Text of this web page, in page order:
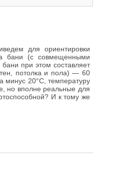
для ориентировки
бани (с совмещенными
при этом составляет
потолка и пола) — 60
минус 20°С, температуру
но вполне реальные для
И к тому же